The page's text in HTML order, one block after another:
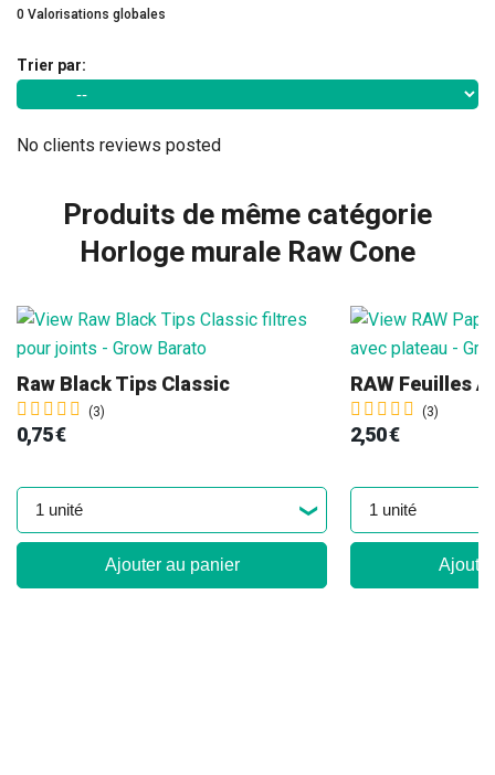
0 Valorisations globales
Trier par:
No clients reviews posted
Produits de même catégorie
Horloge murale Raw Cone
Raw Black Tips Classic
(3)
0,75 €
Ajouter au panier
(3)
2,50 €